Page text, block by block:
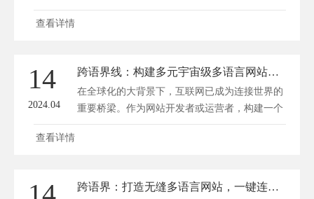
流、拓展国际市场的一大难题。随着互联网技术
跨语界网站如何在满足这一需求的同时，打造多
元魅力，一网连通世界。...
查看详情
14
2024.04
跨语界线：构建多元宇宙级多语言网站的秘密
在全球化的大背景下，互联网已成为连接世界的
重要桥梁。作为网站开发者或运营者，构建一个
能够跨越语界线、覆盖多元宇宙的多语言网站显
语言网站呢？以下将为您揭秘构建多元宇宙级多
查看详情
跨语界：打造无缝多语言网站，一键连通全球商机